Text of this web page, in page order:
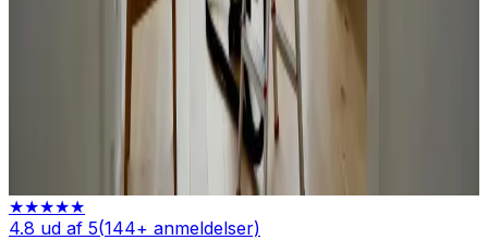
Individuel dokumentation per lejlighed
70 60 30 04
★★★★★
4.8 ud af 5(144+ anmeldelser)